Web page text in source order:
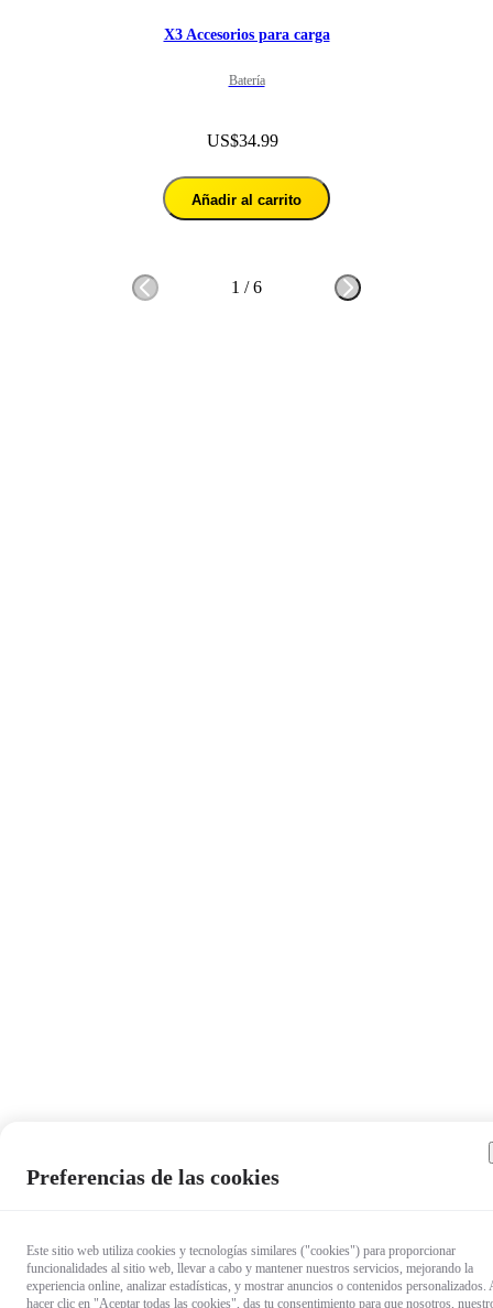
X3 Accesorios para carga
Batería
US$34.99
Añadir al carrito
1 /6
Preferencias de las cookies
Este sitio web utiliza cookies y tecnologías similares ("cookies") para proporcionar
funcionalidades al sitio web, llevar a cabo y mantener nuestros servicios, mejorando la
experiencia online, analizar estadísticas, y mostrar anuncios o contenidos personalizados.
hacer clic en "Aceptar todas las cookies", das tu consentimiento para que nosotros,